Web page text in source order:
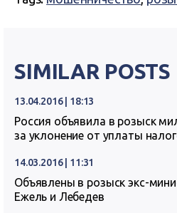
SIMILAR POSTS
13.04.2016 | 18:13
Россия объявила в розыск
за уклонение от уплаты
14.03.2016 | 11:31
Объявлены в розыск экс-
Ежель и Лебедев